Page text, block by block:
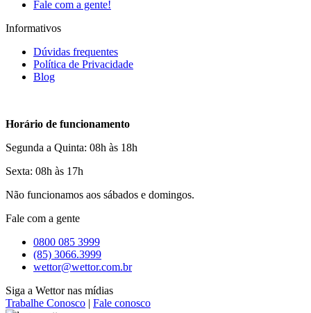
Fale com a gente!
Informativos
Dúvidas frequentes
Política de Privacidade
Blog
Horário de funcionamento
Segunda a Quinta: 08h às 18h
Sexta: 08h às 17h
Não funcionamos aos sábados e domingos.
Fale com a gente
0800 085 3999
(85) 3066.3999
wettor@wettor.com.br
Siga a Wettor nas mídias
Trabalhe Conosco | Fale conosco